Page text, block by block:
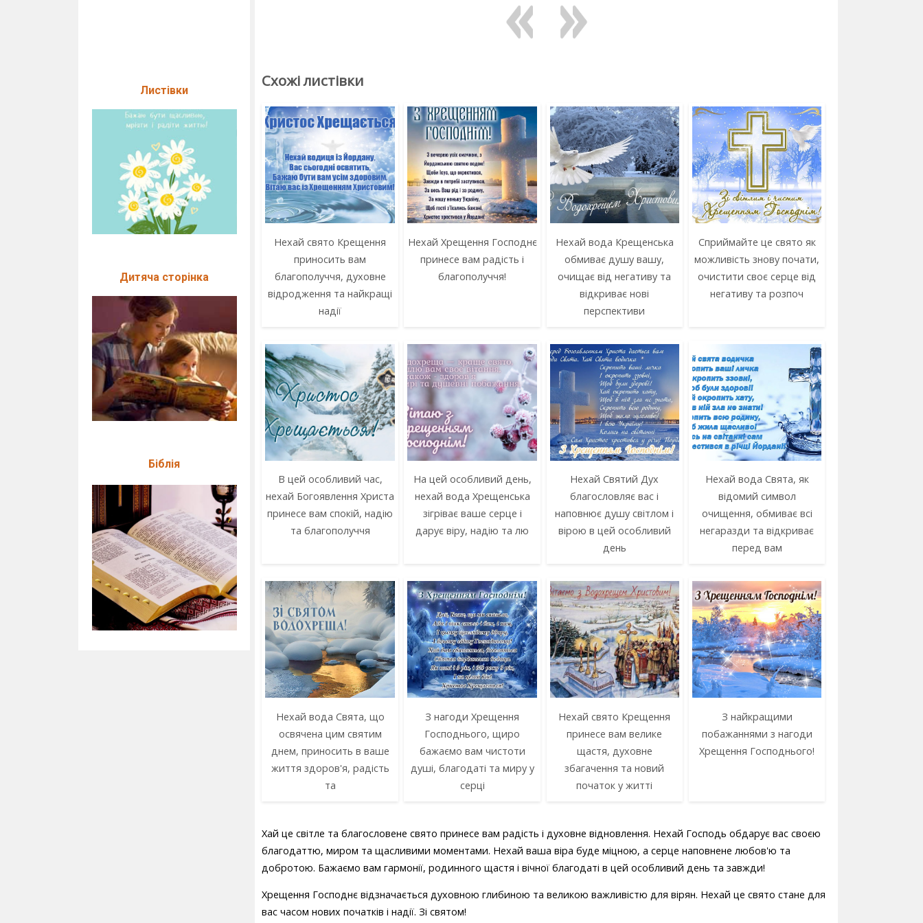
Листівки
Дитяча сторінка
Біблія
Схожі листівки
Нехай свято Крещення
приносить вам
благополуччя, духовне
відродження та найкращі
надії
Нехай Хрещення Господнє
принесе вам радість і
благополуччя!
Нехай вода Крещенська
обмиває душу вашу,
очищає від негативу та
відкриває нові
перспективи
Сприймайте це свято як
можливість знову почати,
очистити своє серце від
негативу та розпоч
В цей особливий час,
нехай Богоявлення Христа
принесе вам спокій, надію
та благополуччя
На цей особливий день,
нехай вода Хрещенська
зігріває ваше серце і
дарує віру, надію та лю
Нехай Святий Дух
благословляє вас і
наповнює душу світлом і
вірою в цей особливий
день
Нехай вода Свята, як
відомий символ
очищення, обмиває всі
негаразди та відкриває
перед вам
Нехай вода Свята, що
освячена цим святим
днем, приносить в ваше
життя здоров'я, радість
та
З нагоди Хрещення
Господнього, щиро
бажаємо вам чистоти
душі, благодаті та миру у
серці
Нехай свято Крещення
принесе вам велике
щастя, духовне
збагачення та новий
початок у житті
З найкращими
побажаннями з нагоди
Хрещення Господнього!
Хай це світле та благословене свято принесе вам радість і духовне відновлення. Нехай Господь обдарує вас своєю
благодаттю, миром та щасливими моментами. Нехай ваша віра буде міцною, а серце наповнене любов'ю та
добротою. Бажаємо вам гармонії, родинного щастя і вічної благодаті в цей особливий день та завжди!
Хрещення Господнє відзначається духовною глибиною та великою важливістю для вірян. Нехай це свято стане для
вас часом нових початків і надії. Зі святом!